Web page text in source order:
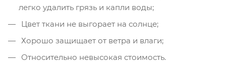
легко удалить грязь и капли воды;
Цвет ткани не выгорает на солнце;
Хорошо защищает от ветра и влаги;
Относительно невысокая стоимость.